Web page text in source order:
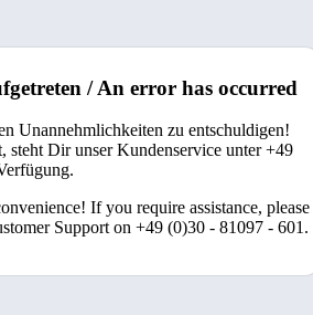
/ An error has occurred
Unannehmlichkeiten zu entschuldigen!
steht Dir unser Kundenservice unter +49
If you require assistance, please
Support on +49 (0)30 - 81097 - 601.